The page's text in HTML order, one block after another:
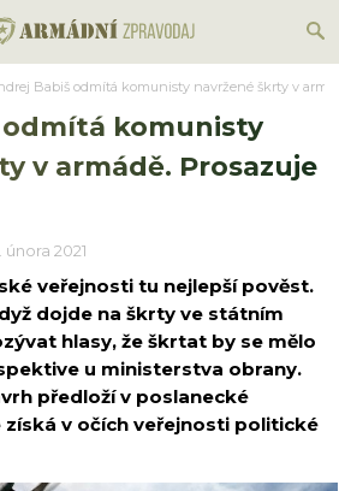
Babiš odmítá komunisty navržené škrty v
komunisty
v armádě. Prosazuje
února 2021
veřejnosti tu nejlepší pověst.
dojde na škrty ve státním
hlasy, že škrtat by se mělo
u ministerstva obrany.
předloží v poslanecké
získá v očích veřejnosti politické